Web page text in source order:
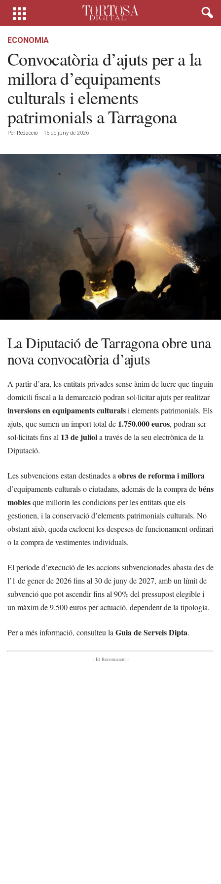
ECONOMIA
Convocatòria d’ajuts per a la
millora d’equipaments
culturals i elements
patrimonials a Tarragona
Por Redacció - 15 de juny de 2026
La Diputació de Tarragona obre una
nova convocatòria d’ajuts
A partir d’ara, les entitats privades sense ànim de lucre que tinguin
domicili fiscal a la demarcació podran sol·licitar ajuts per realitzar
inversions en equipaments culturalsi elements patrimonials. Els
ajuts, que sumen un import total de 1.750.000 euros, podran ser
sol·licitats fins al 13 de juliola través de la seu electrònica de la
Diputació.
Les subvencions estan destinades a obres de reforma i millora
d’equipaments culturals o ciutadans, además de la compra debéns
moblesque millorin les condicions per les entitats que els
gestionen, i la conservació d’elements patrimonials culturals. No
obstant això, queda excloent les despeses de funcionament ordinari
o la compra de vestimentes individuals.
El període d’execució de les accions subvencionades abasta des de
l’1 de gener de 2026 fins al 30 de juny de 2027, amb un límit de
subvenció que pot ascendir fins al 90% del pressupost elegible i
un màxim de 9.500 euros per actuació, dependent de la tipologia.
Per a més informació, consulteu la Guia de Serveis Dipta.
- Et Recomanem -